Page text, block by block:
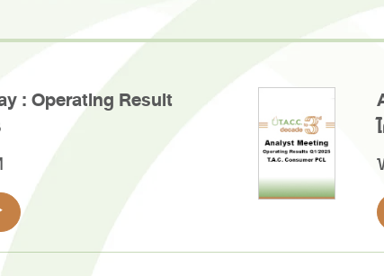
: Operating Result